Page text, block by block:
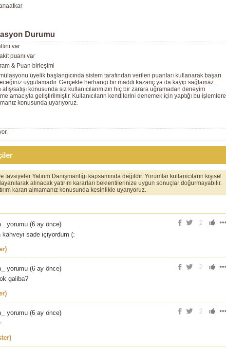
Durumu
var
puanı var
& Puan birleşimi
üyelik başlangıcında sistem tarafından verilen puanları kullanarak başarı
uygulamadır. Gerçekte herhangi bir maddi kazanç ya da kayıp sağlamaz.
satışı konusunda siz kullanıcılarımızın hiç bir zarara uğramadan deneyim
amacıyla geliştirilmiştir. Kullanıcıların kendilerini denemek için yaptığı bu işlemlere
konusunda uyarıyoruz.
Yatırım Danışmanlığı kapsamında değildir. Yorumlar kullanıcıların kişisel
alınacak yatırım kararları beklentilerinize uygun sonuçlar doğurmayabilir.
kararı almamanız konusunda kesinlikle uyarıyoruz.
2
yorumu (6 ay önce)
kahveyi sade içiyordum (:
2
yorumu (6 ay önce)
galiba?
2
yorumu (6 ay önce)